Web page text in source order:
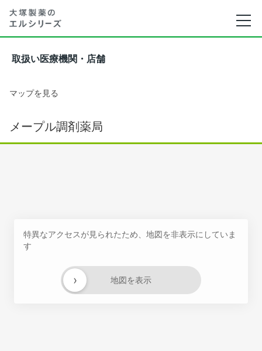
取扱い医療機関・店舗
マップを見る
メープル調剤薬局
特異なアクセスが見られたため、地図を非表示にしていま
す
地図を表示
›